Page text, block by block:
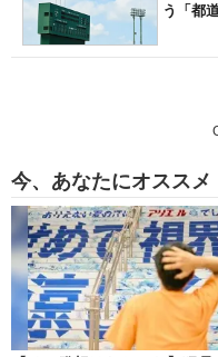
う「都
今、あなたにオススメ